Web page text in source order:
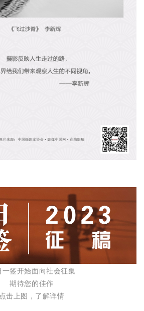
一签开始面向社会征集
期待您的佳作
点击上图，了解详情